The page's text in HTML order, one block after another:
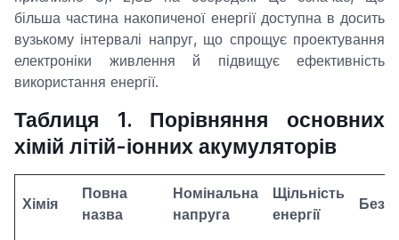
більша частина накопиченої енергії доступна в досить
вузькому інтервалі напруг, що спрощує проектування
електроніки живлення й підвищує ефективність
використання енергії.
Таблиця 1. Порівняння основних
хімій літій-іонних акумуляторів
Хімія
Повна
назва
Номінальна
напруга
Щільність
енергії